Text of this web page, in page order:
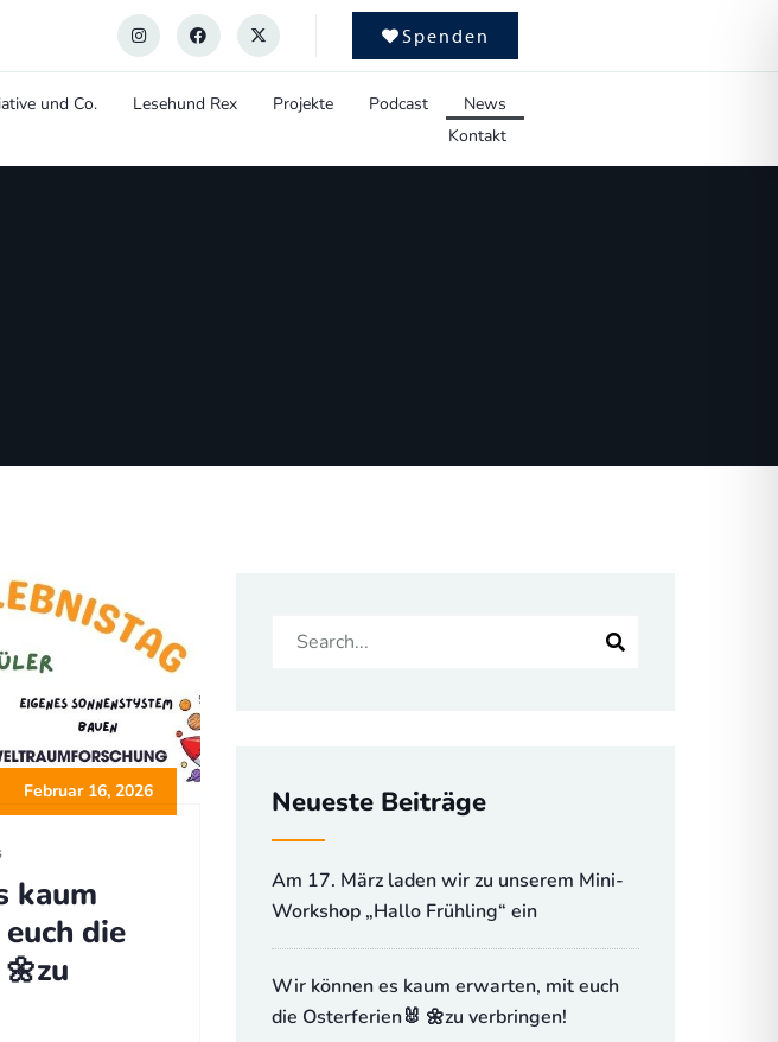
Spenden
und Co. Lesehund Rex Projekte Podcast
News
Kontakt
Februar 16, 2026
kaum
die
Neueste Beiträge
Am 17. März laden wir zu unserem Mini-
Workshop „Hallo Frühling“ ein
Wir können es kaum erwarten, mit euch
die Osterferien🐰 🌼zu verbringen!